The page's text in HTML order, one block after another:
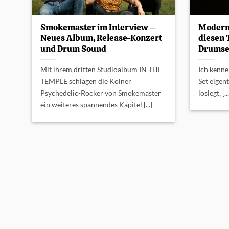
Smokemaster im Interview –
Neues Album, Release-Konzert
und Drum Sound
Mit ihrem dritten Studioalbum IN THE
TEMPLE schlagen die Kölner
Psychedelic-Rocker von Smokemaster
ein weiteres spannendes Kapitel [...]
diesen
Ich
Set
loslegt,